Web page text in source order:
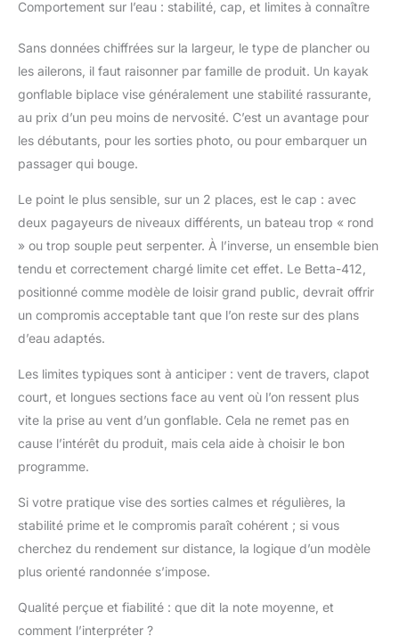
Comportement sur l’eau : stabilité, cap, et limites à connaître
Sans données chiffrées sur la largeur, le type de plancher ou
les ailerons, il faut raisonner par famille de produit. Un kayak
gonflable biplace vise généralement une stabilité rassurante,
au prix d’un peu moins de nervosité. C’est un avantage pour
les débutants, pour les sorties photo, ou pour embarquer un
passager qui bouge.
Le point le plus sensible, sur un 2 places, est le cap : avec
deux pagayeurs de niveaux différents, un bateau trop « rond
» ou trop souple peut serpenter. À l’inverse, un ensemble bien
tendu et correctement chargé limite cet effet. Le Betta-412,
positionné comme modèle de loisir grand public, devrait offrir
un compromis acceptable tant que l’on reste sur des plans
d’eau adaptés.
Les limites typiques sont à anticiper : vent de travers, clapot
court, et longues sections face au vent où l’on ressent plus
vite la prise au vent d’un gonflable. Cela ne remet pas en
cause l’intérêt du produit, mais cela aide à choisir le bon
programme.
Si votre pratique vise des sorties calmes et régulières, la
stabilité prime et le compromis paraît cohérent ; si vous
cherchez du rendement sur distance, la logique d’un modèle
plus orienté randonnée s’impose.
Qualité perçue et fiabilité : que dit la note moyenne, et
comment l’interpréter ?